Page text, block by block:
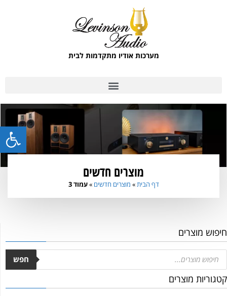
פתח
מערכות אודיו מתקדמות לבית
מוצרים חדשים
דף הבית» מוצרים חדשים »עמוד 3
חיפוש מוצרים
חפש
קטגוריות מוצרים